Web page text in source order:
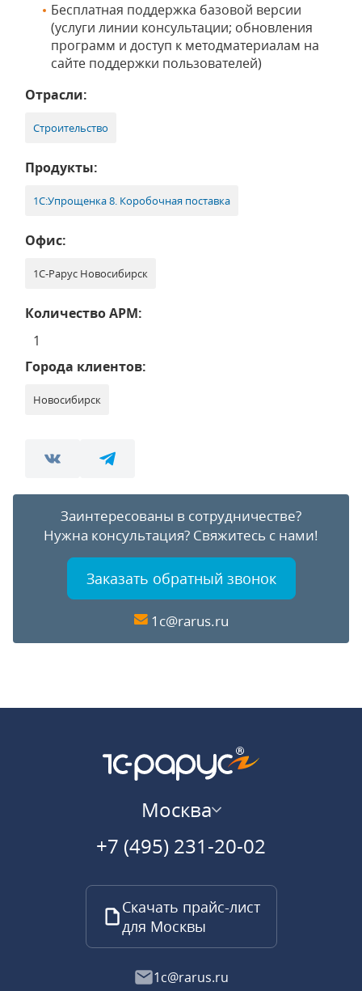
Бесплатная поддержка базовой версии
(услуги линии консультации; обновления
программ и доступ к методматериалам на
сайте поддержки пользователей)
Отрасли:
Строительство
Продукты:
1С:Упрощенка 8. Коробочная поставка
Офис:
1С-Рарус Новосибирск
Количество АРМ:
1
Города клиентов:
Новосибирск
Заинтересованы в сотрудничестве?
Нужна консультация? Свяжитесь с нами!
Заказать обратный звонок
1c@rarus.ru
Москва
+7 (495) 231-20-02
Скачать прайс-лист
для Москвы
1c@rarus.ru